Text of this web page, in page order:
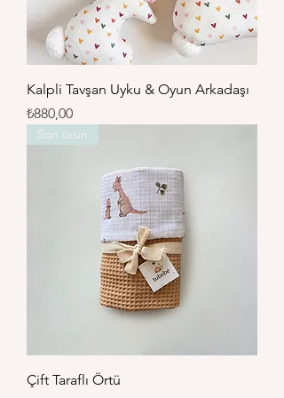
Kalpli Tavşan Uyku & Oyun Arkadaşı
Fiyat
₺880,00
Son ürün
Çift Taraflı Örtü